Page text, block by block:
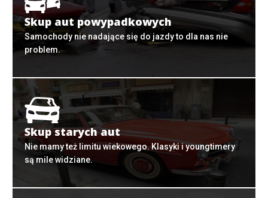
Skup aut powypadkowych
Samochody nie nadające się do jazdy to dla nas nie
problem.
Skup starych aut
Nie mamy też limitu wiekowego. Klasyki i youngtimery
są mile widziane.